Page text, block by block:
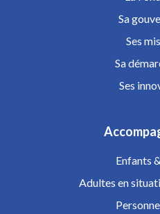
Sa
Ses
Sa
Ses
Enfants
Adultes en